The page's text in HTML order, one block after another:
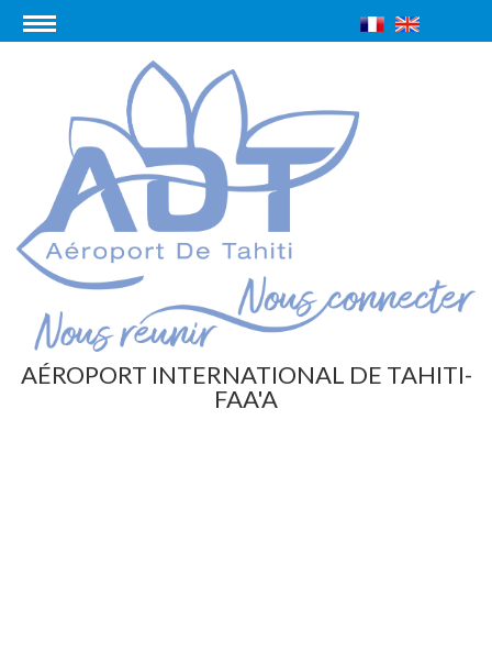
AÉROPORT INTERNATIONAL DE TAHITI-
FAA'A